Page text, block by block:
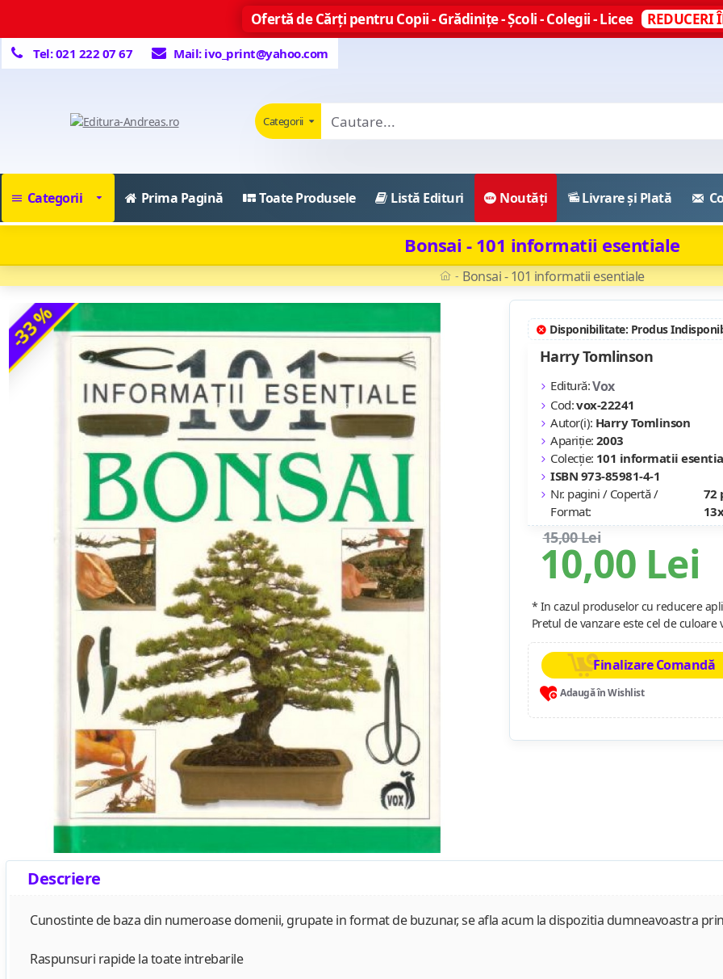
Ofertă de Cărți pentru Copii - Grădinițe - Școli - Colegii - Licee REDUCERI
Tel: 021 222 07 67 Mail: ivo_print@yahoo.com
Categorii
Categorii Prima Pagină Toate Produsele Listă Edituri Noutăți Livrare și Plată
Bonsai - 101 informatii esentiale
Bonsai - 101 informatii esentiale
-33 % Disponibilitate: Produs
10,00 Lei
15,00 Lei
Harry Tomlinson
Editură:Vox
Cod:vox-22241
Autor(i): Harry Tomlinson
Apariție: 2003
Colecție: 101 informatii
ISBN 973-85981-4-1
Nr. pagini / Copertă /
Format:
72
Finalizare Comandă
Adaugă în Wishlist
* In cazul produselor cu reducere
Pretul de vanzare este cel de culoare
Descriere
Cunostinte de baza din numeroase domenii, grupate in format de buzunar, se afla acum la dispozitia dumneavoastra prin
Raspunsuri rapide la toate intrebarile